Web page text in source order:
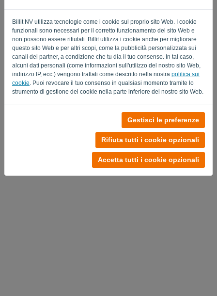
Billit NV utilizza tecnologie come i cookie sul proprio sito Web. I cookie
funzionali sono necessari per il corretto funzionamento del sito Web e
non possono essere rifiutati. Billit utilizza i cookie anche per migliorare
questo sito Web e per altri scopi, come la pubblicità personalizzata sui
canali dei partner, a condizione che tu dia il tuo consenso. In tal caso,
alcuni dati personali (come informazioni sull'utilizzo del nostro sito Web,
indirizzo IP, ecc.) vengono trattati come descritto nella nostra politica sui
cookie . Puoi revocare il tuo consenso in qualsiasi momento tramite lo
strumento di gestione dei cookie nella parte inferiore del nostro sito Web.
Gestisci le preferenze
Rifiuta tutti i cookie opzionali
Accetta tutti i cookie opzionali
Ricordami Password dimenticata?
ACCEDI
Provalo subito gratuitamente
Termini e condizioni